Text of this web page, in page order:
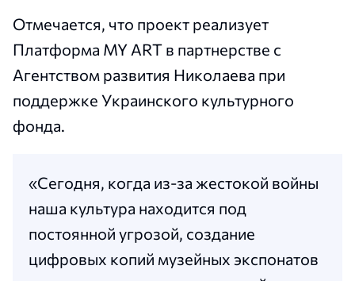
Отмечается, что проект реализует
Платформа MY ART в партнерстве с
Агентством развития Николаева при
поддержке Украинского культурного
фонда.
«Сегодня, когда из-за жестокой войны
наша культура находится под
постоянной угрозой, создание
цифровых копий музейных экспонатов